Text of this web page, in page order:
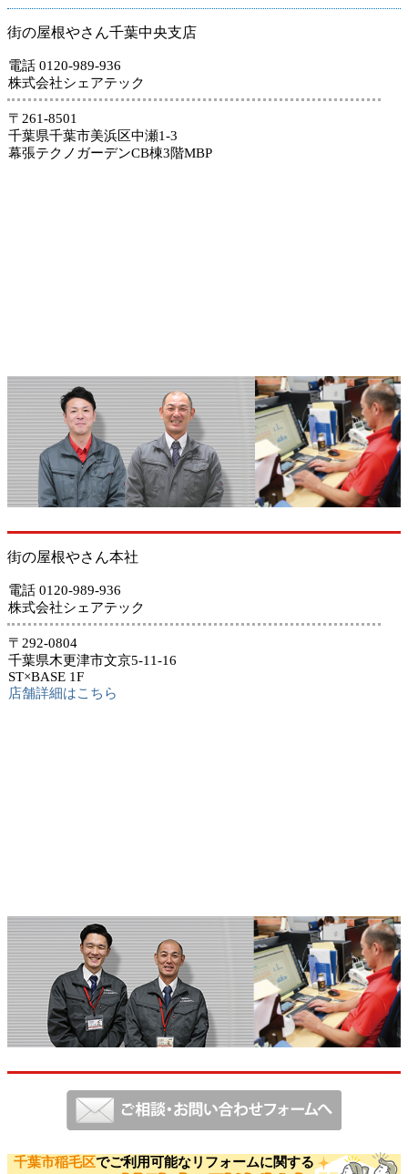
街の屋根やさん千葉中央支店
電話 0120-989-936
株式会社シェアテック
〒261-8501
千葉県千葉市美浜区中瀬1-3
幕張テクノガーデンCB棟3階MBP
街の屋根やさん本社
電話 0120-989-936
株式会社シェアテック
〒292-0804
千葉県木更津市文京5-11-16
ST×BASE 1F
店舗詳細はこちら
千葉市稲毛区でご利用可能なリフォームに関する